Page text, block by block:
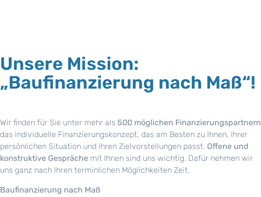
Unsere Mission:
„Baufinanzierung nach Maß“!
Wir finden für Sie unter mehr als 500 möglichen Finanzierungspartnern
das individuelle Finanzierungskonzept, das am Besten zu Ihnen, Ihrer
persönlichen Situation und Ihren Zielvorstellungen passt. Offene und
konstruktive Gespräche mit Ihnen sind uns wichtig. Dafür nehmen wir
uns ganz nach Ihren terminlichen Möglichkeiten Zeit.
Baufinanzierung nach Maß